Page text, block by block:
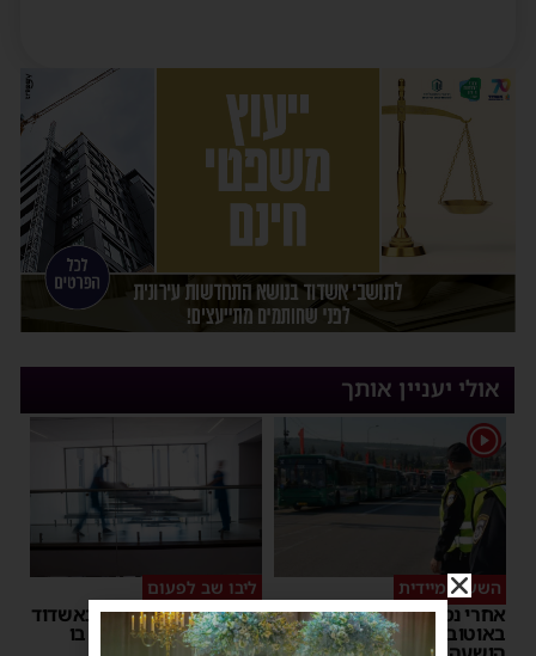
אולי יעניין אותך
1
השעיה מיידית
אחרי נסיעת האימים
באוטובוס מאשדוד: הנהג
ליבו שב לפעום
אדם התמוטט בביתו באשדוד
– כוחות ההצלה ביצעו בו